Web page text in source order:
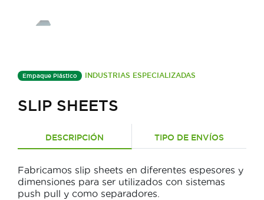
Empaque Plástico INDUSTRIAS ESPECIALIZADAS
SLIP SHEETS
DESCRIPCIÓN TIPO DE ENVÍOS
Fabricamos slip sheets en diferentes espesores y
dimensiones para ser utilizados con sistemas
push pull y como separadores.